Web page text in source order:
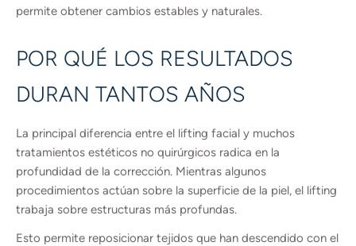
permite obtener cambios estables y naturales.
POR QUÉ LOS RESULTADOS
DURAN TANTOS AÑOS
La principal diferencia entre el lifting facial y muchos
tratamientos estéticos no quirúrgicos radica en la
profundidad de la corrección. Mientras algunos
procedimientos actúan sobre la superficie de la piel, el lifting
trabaja sobre estructuras más profundas.
Esto permite reposicionar tejidos que han descendido con el